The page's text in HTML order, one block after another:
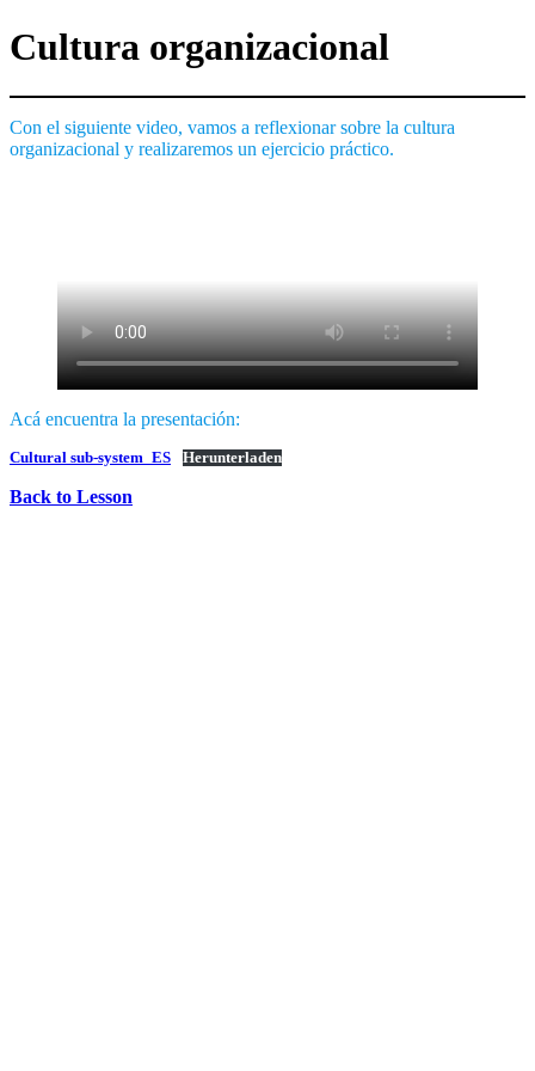
Cultura organizacional
Con el siguiente video, vamos a reflexionar sobre la cultura
organizacional y realizaremos un ejercicio práctico.
Acá encuentra la presentación:
Cultural sub-system_ES Herunterladen
Back to Lesson